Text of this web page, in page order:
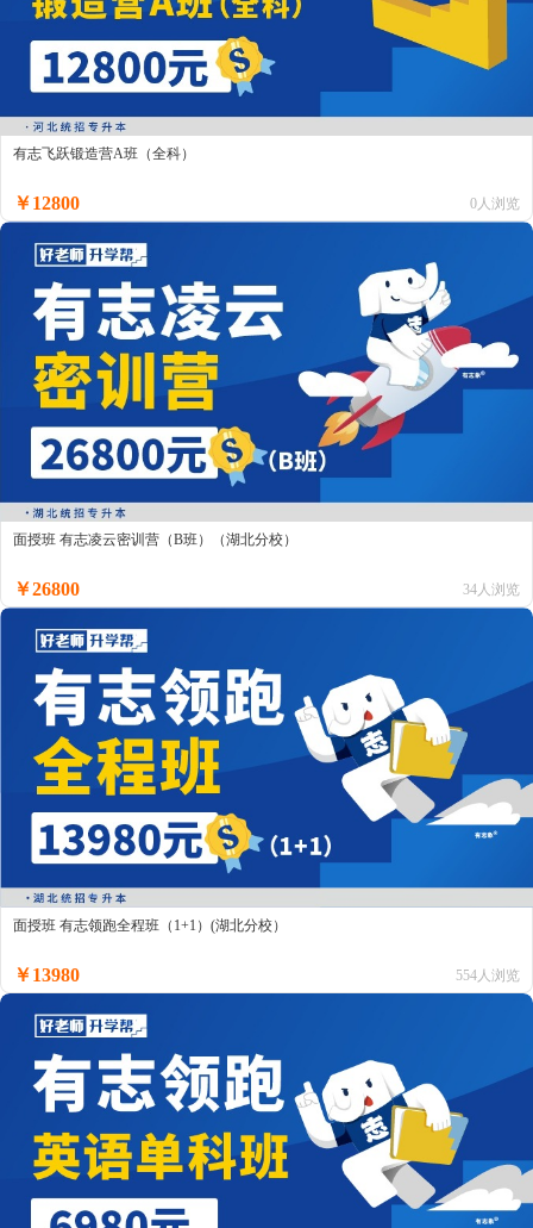
有志飞跃锻造营A班（全科）
￥12800 0人浏览
面授班 有志凌云密训营（B班）（湖北分校）
￥26800 34人浏览
面授班 有志领跑全程班（1+1）(湖北分校）
￥13980 554人浏览